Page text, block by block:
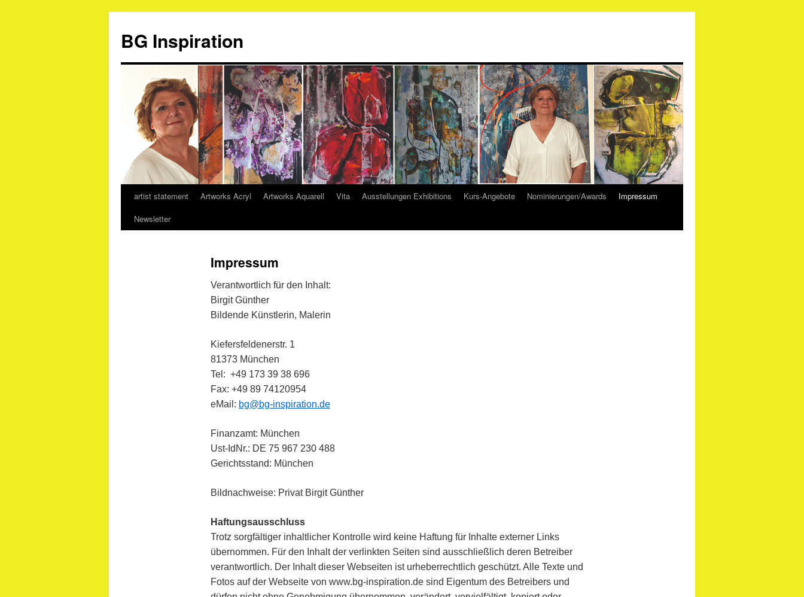
springen
BG Inspiration
artist statement Artworks Acryl Artworks Aquarell Vita Ausstellungen Exhibitions Kurs-Angebote Nominierungen/Awards
Impressum
Newsletter
Impressum
Verantwortlich für den Inhalt:
Birgit Günther
Bildende Künstlerin, Malerin
Kiefersfeldenerstr. 1
81373 München
Tel: +49 173 39 38 696
Fax: +49 89 74120954
eMail: bg@bg-inspiration.de
Finanzamt: München
Ust-IdNr.: DE 75 967 230 488
Gerichtsstand: München
Bildnachweise: Privat Birgit Günther
Haftungsausschluss
Trotz sorgfältiger inhaltlicher Kontrolle wird keine Haftung für Inhalte externer Links
übernommen. Für den Inhalt der verlinkten Seiten sind ausschließlich deren Betreiber
verantwortlich. Der Inhalt dieser Webseiten ist urheberrechtlich geschützt. Alle Texte und
Fotos auf der Webseite von www.bg-inspiration.de sind Eigentum des Betreibers und